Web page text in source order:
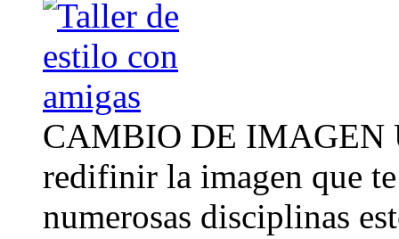
CAMBIO DE IMAGEN
redifinir la imagen que
numerosas disciplinas